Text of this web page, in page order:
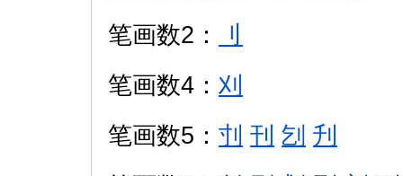
笔画数2：
刂
笔画数4： 刈
笔画数5： 刌 刊 刉 刋